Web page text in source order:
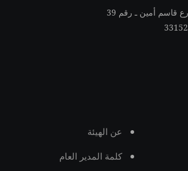
أمين ـ رقم 39
عن الهيئة
كلمة المدير العام